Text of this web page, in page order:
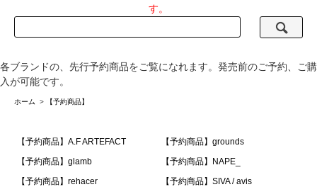
す。
各ブランドの、先行予約商品をご覧になれます。発売前のご予約、ご購
入が可能です。
ホーム > 【予約商品】
【予約商品】A.F ARTEFACT
【予約商品】grounds
【予約商品】glamb
【予約商品】NAPE_
【予約商品】rehacer
【予約商品】SIVA / avis